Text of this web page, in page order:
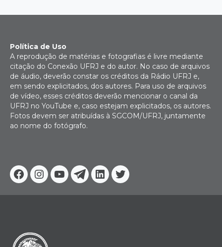
Facebook
Instagram
YoutubeTelegram
Linkedin
Twitter
Política de Uso
A reprodução de matérias e fotografias é livre mediante
citação do Conexão UFRJ e do autor. No caso de arquivos
de áudio, deverão constar os créditos da Rádio UFRJ e,
em sendo explicitados, dos autores. Para uso de arquivos
de vídeo, esses créditos deverão mencionar o canal da
UFRJ no YouTube e, caso estejam explicitados, os autores.
Fotos devem ser atribuídas à SGCOM/UFRJ, juntamente
ao nome do fotógrafo.